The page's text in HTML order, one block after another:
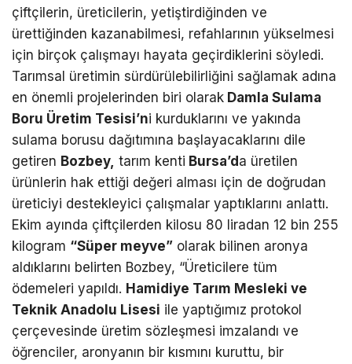
çiftçilerin, üreticilerin, yetiştirdiğinden ve
ürettiğinden kazanabilmesi, refahlarının yükselmesi
için birçok çalışmayı hayata geçirdiklerini söyledi.
Tarımsal üretimin sürdürülebilirliğini sağlamak adına
en önemli projelerinden biri olarak Damla Sulama
Boru Üretim Tesisi’ni kurduklarını ve yakında
sulama borusu dağıtımına başlayacaklarını dile
getiren Bozbey, tarım kenti Bursa’da üretilen
ürünlerin hak ettiği değeri alması için de doğrudan
üreticiyi destekleyici çalışmalar yaptıklarını anlattı.
Ekim ayında çiftçilerden kilosu 80 liradan 12 bin 255
kilogram “Süper meyve” olarak bilinen aronya
aldıklarını belirten Bozbey, “Üreticilere tüm
ödemeleri yapıldı. Hamidiye Tarım Mesleki ve
Teknik Anadolu Lisesi ile yaptığımız protokol
çerçevesinde üretim sözleşmesi imzalandı ve
öğrenciler, aronyanın bir kısmını kuruttu, bir